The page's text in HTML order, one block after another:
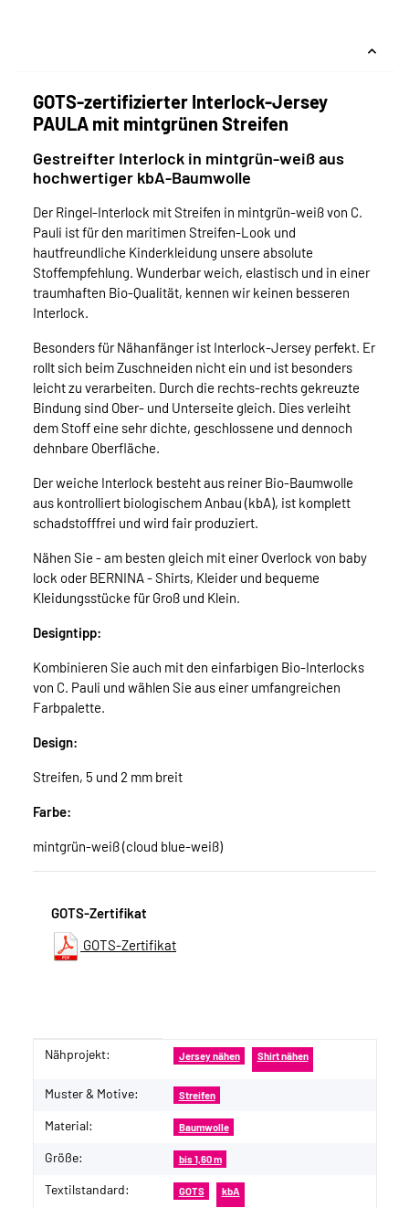
GOTS-zertifizierter Interlock-Jersey
PAULA mit mintgrünen Streifen
Gestreifter Interlock in mintgrün-weiß aus
hochwertiger kbA-Baumwolle
Der Ringel-Interlock mit Streifen in mintgrün-weiß von C.
Pauli ist für den maritimen Streifen-Look und
hautfreundliche Kinderkleidung unsere absolute
Stoffempfehlung. Wunderbar weich, elastisch und in einer
traumhaften Bio-Qualität, kennen wir keinen besseren
Interlock.
Besonders für Nähanfänger ist Interlock-Jersey perfekt. Er
rollt sich beim Zuschneiden nicht ein und ist besonders
leicht zu verarbeiten. Durch die rechts-rechts gekreuzte
Bindung sind Ober- und Unterseite gleich. Dies verleiht
dem Stoff eine sehr dichte, geschlossene und dennoch
dehnbare Oberfläche.
Der weiche Interlock besteht aus reiner Bio-Baumwolle
aus kontrolliert biologischem Anbau (kbA), ist komplett
schadstofffrei und wird fair produziert.
Nähen Sie - am besten gleich mit einer Overlock von baby
lock oder BERNINA - Shirts, Kleider und bequeme
Kleidungsstücke für Groß und Klein.
Designtipp:
Kombinieren Sie auch mit den einfarbigen Bio-Interlocks
von C. Pauli und wählen Sie aus einer umfangreichen
Farbpalette.
Design:
Streifen, 5 und 2 mm breit
Farbe:
mintgrün-weiß (cloud blue-weiß)
GOTS-Zertifikat
GOTS-Zertifikat
Produkteigenschaft
Wert
Nähprojekt: Jersey nähen Shirt nähen
Muster & Motive: Streifen
Material: Baumwolle
Größe: bis 1,60 m
Textilstandard: GOTS kbA